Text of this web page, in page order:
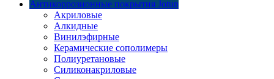
Антикоррозионные покрытия Jotun
Акриловые
Алкидные
Винилэфирные
Керамические сополимеры
Полиуретановые
Силиконакриловые